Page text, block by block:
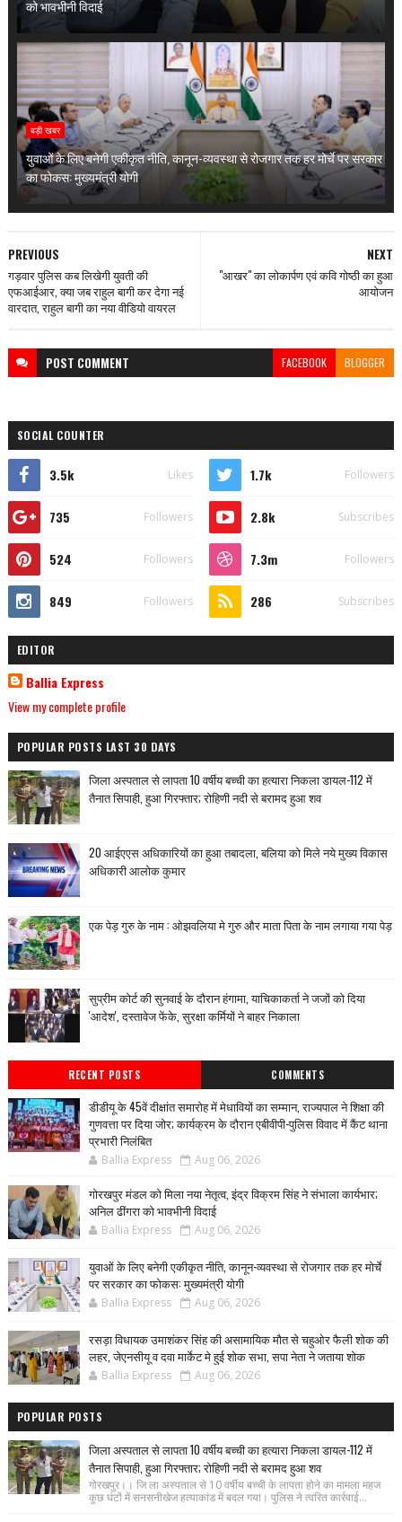
को भावभीनी विदाई
बड़ी खबर
युवाओं के लिए बनेगी एकीकृत नीति, कानून-व्यवस्था से रोजगार तक हर मोर्चे पर सरकार
का फोकस: मुख्यमंत्री योगी
NEXT
"आखर" का लोकार्पण एवं कवि गोष्ठी का हुआ
आयोजन
PREVIOUS
गड़वार पुलिस कब लिखेगी युवती की
एफआईआर, क्या जब राहुल बागी कर देगा नई
वारदात, राहुल बागी का नया वीडियो वायरल
POST COMMENT FACEBOOK BLOGGER
SOCIAL COUNTER
3.5k Likes 1.7k Followers
735 Followers 2.8k Subscribes
524 Followers 7.3m Followers
849 Followers 286 Subscribes
EDITOR
Ballia Express
View my complete profile
POPULAR POSTS LAST 30 DAYS
जिला अस्पताल से लापता 10 वर्षीय बच्ची का हत्यारा निकला डायल-112 में
तैनात सिपाही, हुआ गिरफ्तार; रोहिणी नदी से बरामद हुआ शव
20 आईएएस अधिकारियों का हुआ तबादला, बलिया को मिले नये मुख्य विकास
अधिकारी आलोक कुमार
एक पेड़ गुरु के नाम : ओझवलिया मे गुरु और माता पिता के नाम लगाया गया पेड़
सुप्रीम कोर्ट की सुनवाई के दौरान हंगामा, याचिकाकर्ता ने जजों को दिया
'आदेश', दस्तावेज फेंके, सुरक्षा कर्मियों ने बाहर निकाला
RECENT POSTS COMMENTS
डीडीयू के 45वें दीक्षांत समारोह में मेधावियों का सम्मान, राज्यपाल ने शिक्षा की
गुणवत्ता पर दिया जोर; कार्यक्रम के दौरान एबीवीपी-पुलिस विवाद में कैंट थाना
प्रभारी निलंबित
Ballia Express Aug 06, 2026
गोरखपुर मंडल को मिला नया नेतृत्व, इंद्र विक्रम सिंह ने संभाला कार्यभार;
अनिल ढींगरा को भावभीनी विदाई
Ballia Express Aug 06, 2026
युवाओं के लिए बनेगी एकीकृत नीति, कानून-व्यवस्था से रोजगार तक हर मोर्चे
पर सरकार का फोकस: मुख्यमंत्री योगी
Ballia Express Aug 06, 2026
रसड़ा विधायक उमाशंकर सिंह की असामायिक मौत से चहुओर फैली शोक की
लहर, जेएनसीयू व दवा मार्केट मे हुई शोक सभा, सपा नेता ने जताया शोक
Ballia Express Aug 06, 2026
POPULAR POSTS
जिला अस्पताल से लापता 10 वर्षीय बच्ची का हत्यारा निकला डायल-112 में
तैनात सिपाही, हुआ गिरफ्तार; रोहिणी नदी से बरामद हुआ शव
गोरखपुर।। जि ला अस्पताल से 10 वर्षीय बच्ची के लापता होने का मामला महज
कुछ घंटों में सनसनीखेज हत्याकांड में बदल गया। पुलिस ने त्वरित कार्रवाई...